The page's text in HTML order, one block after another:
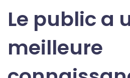
Le public a
meilleure